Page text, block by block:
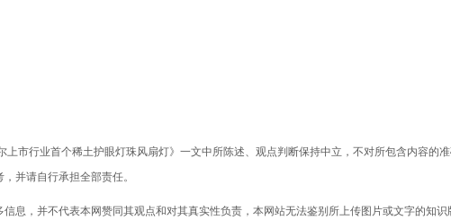
市行业首个稀土护眼灯珠风扇灯》一文中所陈述、观点判断保持中立，不对所包含内容的
并请自行承担全部责任。
息，并不代表本网赞同其观点和对其真实性负责，本网站无法鉴别所上传图片或文字的知识